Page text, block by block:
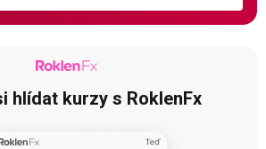
hlídat kurzy s RoklenFx